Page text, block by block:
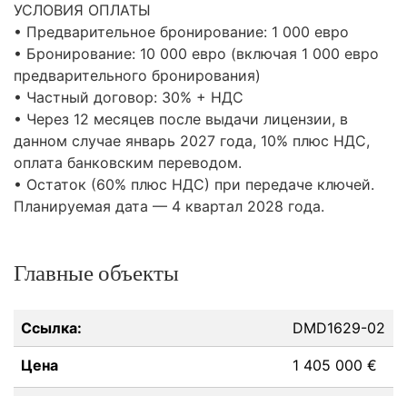
УСЛОВИЯ ОПЛАТЫ
• Предварительное бронирование: 1 000 евро
• Бронирование: 10 000 евро (включая 1 000 евро
предварительного бронирования)
• Частный договор: 30% + НДС
• Через 12 месяцев после выдачи лицензии, в
данном случае январь 2027 года, 10% плюс НДС,
оплата банковским переводом.
• Остаток (60% плюс НДС) при передаче ключей.
Планируемая дата — 4 квартал 2028 года.
Главные объекты
Ссылка: DMD1629-02
Цена 1 405 000 €